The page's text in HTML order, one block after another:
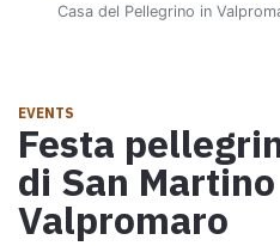
Map
E-book
Download the e-book
Paolo Simoncelli, a journey
along the Tuscan Via
Casa del Pellegrino in
EVENTS
Festa
di San
Valpromaro